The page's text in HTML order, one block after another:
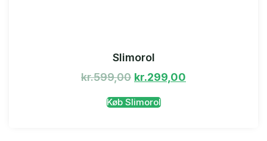
Slimorol
kr.599,00 kr.299,00
Køb Slimorol